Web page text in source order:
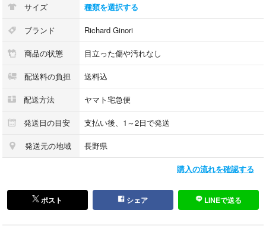
[コンディションレベル]
[コンディション詳細]
[付属品]
サイズ 種類を選択する
ブランド Richard Ginori
商品の状態 目立った傷や汚れなし
配送料の負担 送料込
配送方法 ヤマト宅急便
発送日の目安 支払い後、1～2日で発送
発送元の地域 長野県
購入の流れを確認する
ポスト シェア LINEで送る